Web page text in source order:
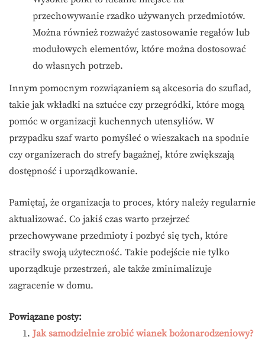
przechowywanie rzadko używanych przedmiotów.
Można również rozważyć zastosowanie regałów lub
modułowych elementów, które można dostosować
do własnych potrzeb.
Innym pomocnym rozwiązaniem są akcesoria do szuflad,
takie jak wkładki na sztućce czy przegródki, które mogą
pomóc w organizacji kuchennych utensyliów. W
przypadku szaf warto pomyśleć o wieszakach na spodnie
czy organizerach do strefy bagażnej, które zwiększają
dostępność i uporządkowanie.
Pamiętaj, że organizacja to proces, który należy regularnie
aktualizować. Co jakiś czas warto przejrzeć
przechowywane przedmioty i pozbyć się tych, które
straciły swoją użyteczność. Takie podejście nie tylko
uporządkuje przestrzeń, ale także zminimalizuje
zagracenie w domu.
Powiązane posty:
Jak samodzielnie zrobić wianek bożonarodzeniowy?